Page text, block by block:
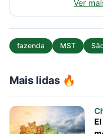
Mais lidas 🔥
Ver
fazenda MST